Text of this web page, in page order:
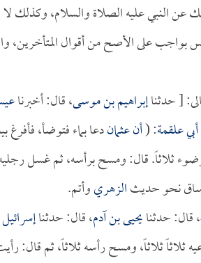
عن النبي عليه الصلاة والسلام، وكذلك
بواجب على الأصح من أقوال المتأخرين،
[ حدثناإبراهيم بن موسى، قال: أخبرنا
أبي علقمة: (أنعثماندعا بماء فتوضأ،
ثلاثاً. قال: ومسح برأسه، ثم غسل
نحو حديثالزهريوأتم.
، قال: حدثنايحيى بن آدم، قال: حدثناإسرائيل
ثلاثاً ثلاثاً، ومسح رأسه ثلاثاً، ثم قال: